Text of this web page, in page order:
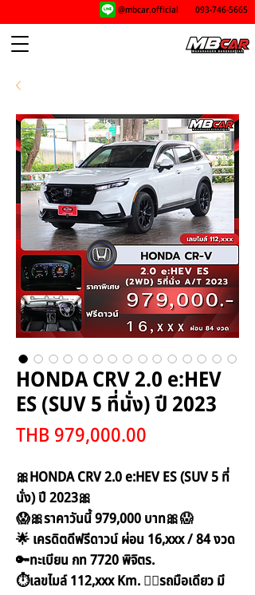
@mbcar.official 093-746-5665
HONDA CRV 2.0 e:HEV
ES (SUV 5 ที่นั่ง) ปี 2023
THB 979,000.00
🎀HONDA CRV 2.0 e:HEV ES (SUV 5 ที่
นั่ง) ปี 2023🎀
😱🎀ราคาวันนี้ 979,000​ บาท🎀😱
🌟 เครดิตดีฟรีดาวน์ ผ่อน 16,xxx / 84 งวด
🔑ทะเบียน กท 7720 พิจิตร.
⏱เลขไมล์ 112,xxx Km. ☝🏻รถมือเดียว มี